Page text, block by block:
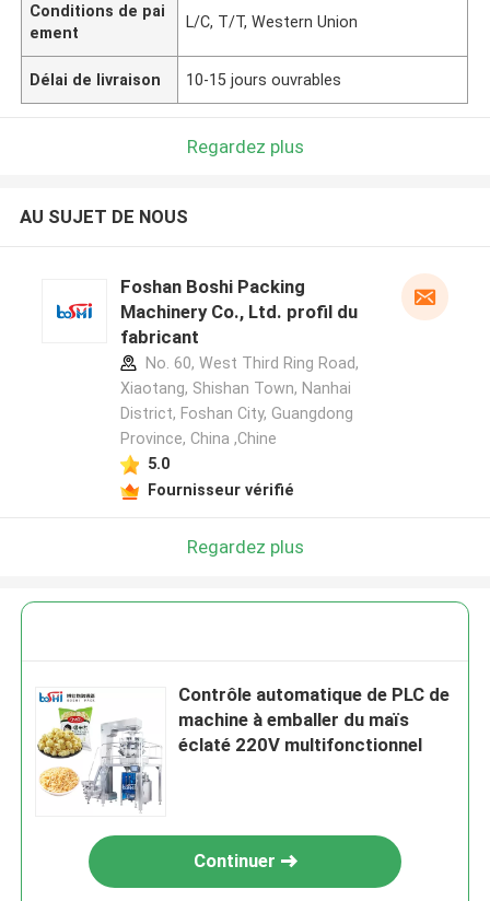
Conditions de pai
ement
L/C, T/T, Western Union
Délai de livraison 10-15 jours ouvrables
Regardez plus
AU SUJET DE NOUS
Foshan Boshi Packing
Machinery Co., Ltd. profil du
fabricant
No. 60, West Third Ring Road,
Xiaotang, Shishan Town, Nanhai
District, Foshan City, Guangdong
Province, China ,Chine
5.0
Fournisseur vérifié
Regardez plus
Contrôle automatique de PLC de
machine à emballer du maïs
éclaté 220V multifonctionnel
Continuer